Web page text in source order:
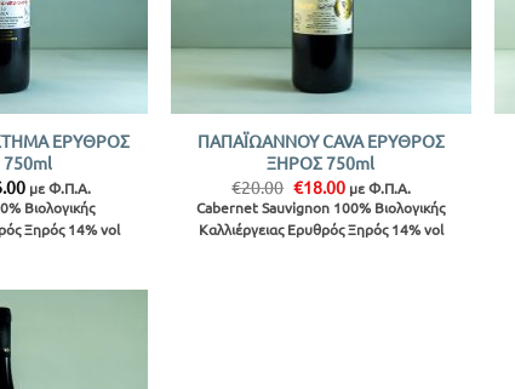
ΕΡΥΘΡΟΣ
Price
range:
€11.77
through
με Φ.Π.Α.
Βιολογικής
Ξηρός 14% vol
+
ΠΑΠΑΪΩΑΝΝΟΥ CAVA ΕΡΥΘΡΟΣ
ΞΗΡΟΣ 750ml
€20.00 Original
price
was:
€20.00.
€18.00Η
τρέχουσα
τιμή
είναι:
με Φ.Π.Α.
Cabernet Sauvignon 100% Βιολογικής
Καλλιέργειας Ερυθρός Ξηρός 14% vol